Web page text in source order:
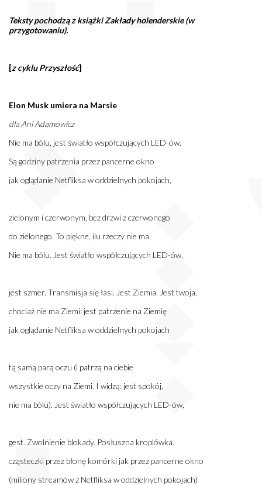
Teksty pochodzą z książki Zakłady holenderskie (w
przygotowaniu).
[z cyklu Przyszłość]
Elon Musk umiera na Marsie
dla Ani Adamowicz
Nie ma bólu, jest światło współczujących LED-ów.
Są godziny patrzenia przez pancerne okno
jak oglądanie Netfliksa w oddzielnych pokojach,
zielonym i czerwonym, bez drzwi z czerwonego
do zielonego. To piękne, ilu rzeczy nie ma.
Nie ma bólu. Jest światło współczujących LED-ów,
jest szmer. Transmisja się łasi. Jest Ziemia. Jest twoja,
chociaż nie ma Ziemi: jest patrzenie na Ziemię
jak oglądanie Netfliksa w oddzielnych pokojach
tą samą parą oczu (i patrzą na ciebie
wszystkie oczy na Ziemi. I widzą: jest spokój,
nie ma bólu). Jest światło współczujących LED-ów,
gest. Zwolnienie blokady. Posłuszna kroplówka.
cząsteczki przez błonę komórki jak przez pancerne okno
(miliony streamów z Netfliksa w oddzielnych pokojach)